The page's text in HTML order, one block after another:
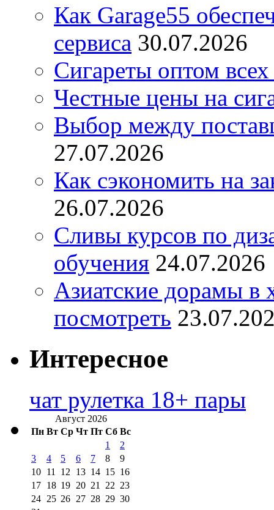
Как Garage55
сервиса 30.07.2026
Сигареты оптом
Честные цены на
Выбор между
27.07.2026
Как сэкономить на
26.07.2026
Сливы курсов по
обучения 24.07.2026
Азиатские дорамы в
посмотреть
Интересное
чат рулетка 18+ пары
Август 2026
Пн Вт Ср Чт Пт Сб Вс
1
2
3
4 5 6 7 8
9
10 11 12 13 14 15 16
17 18 19 20 21 22 23
24 25 26 27 28 29 30